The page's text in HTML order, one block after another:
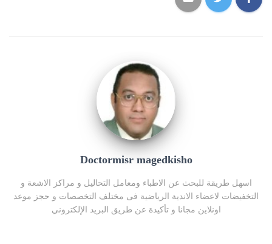
Doctormisr magedkisho
اسهل طريقة للبحث عن الاطباء ومعامل التحاليل و مراكز الاشعة و
التخفيضات لاعضاء الاندية الرياضية فى مختلف التخصصات و حجز موعد
اونلاين مجانا و تأكيدة عن طريق البريد الإلكتروني